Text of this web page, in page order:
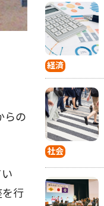
らの
行
経済
社会